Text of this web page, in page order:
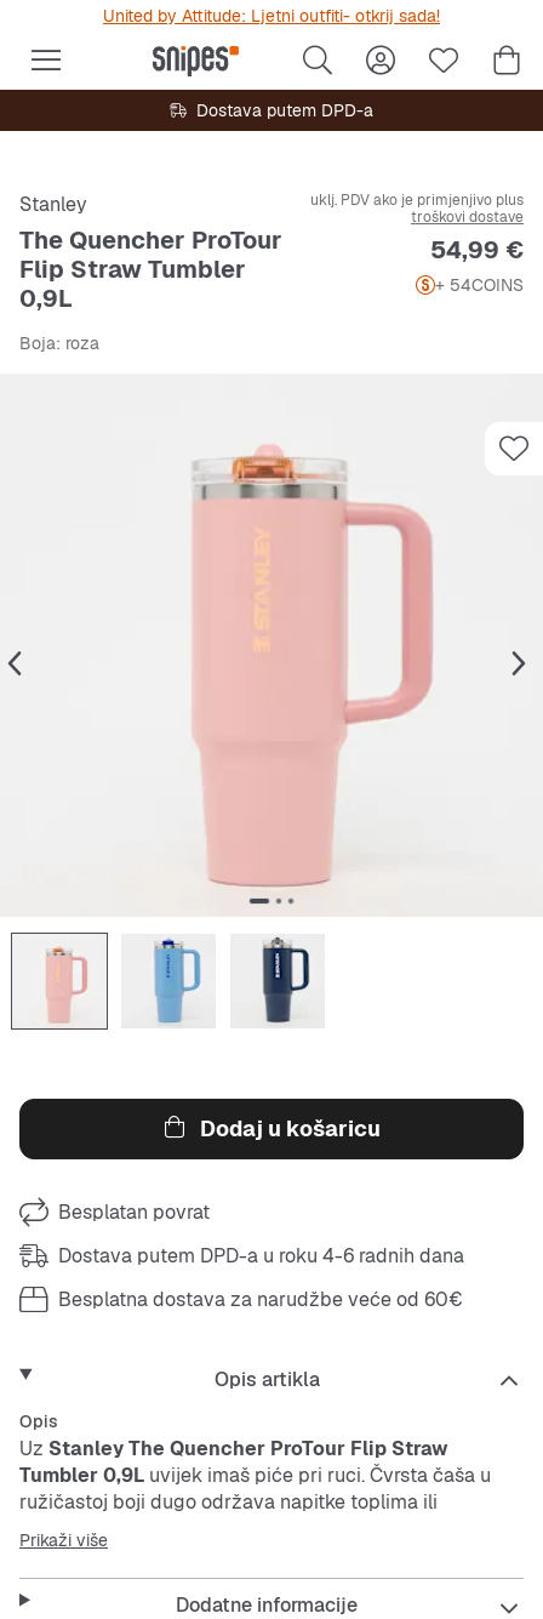
United by Attitude: Ljetni outfiti- otkrij sada!
Dostava putem DPD-a
Stanley
The Quencher ProTour
Flip Straw Tumbler
0,9L
uklj. PDV ako je primjenjivo plus
troškovi dostave
Cijena
54,99 €
+ 54COINS
Boja: roza
Dodaj u košaricu
Besplatan povrat
Dostava putem DPD-a u roku 4-6 radnih dana
Besplatna dostava za narudžbe veće od 60€
Opis artikla
Opis
Uz Stanley The Quencher ProTour Flip Straw
Tumbler 0,9L uvijek imaš piće pri ruci. Čvrsta čaša u
ružičastoj boji dugo održava napitke toplima ili
hladnima. Praktični poklopac s slamkom olakšava pijenje
u pokretu i sprječava prolijevanje.
Prikaži više
Dodatne informacije